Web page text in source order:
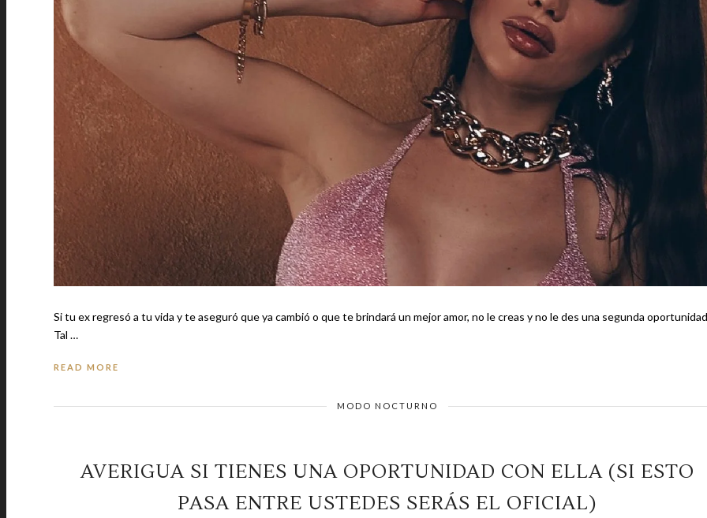
Si tu ex regresó a tu vida y te aseguró que ya cambió o que te brindará un mejor amor, no le creas y no le des una segunda
Tal …
READ MORE
MODO NOCTURNO
AVERIGUA SI TIENES UNA OPORTUNIDAD CON ELLA (SI ESTO
PASA ENTRE USTEDES SERÁS EL OFICIAL)